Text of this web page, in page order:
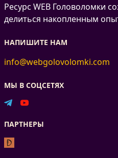
Ресурс WEB Головоломки
делиться накопленным
НАПИШИТЕ НАМ
info@webgolovolomki.com
МЫ В СОЦСЕТЯХ
ПАРТНЕРЫ